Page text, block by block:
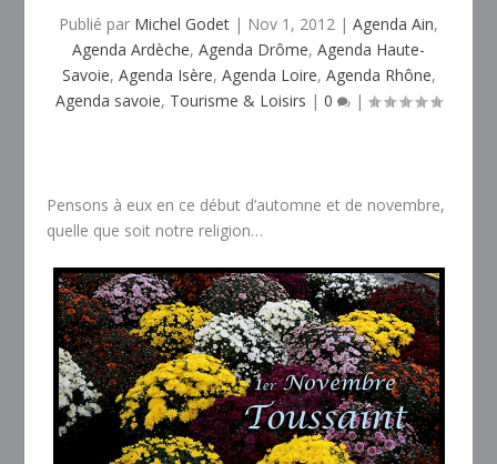
Publié par Michel Godet | Nov 1, 2012 | Agenda Ain,
Agenda Ardèche, Agenda Drôme, Agenda Haute-
Savoie, Agenda Isère, Agenda Loire, Agenda Rhône,
Agenda savoie, Tourisme & Loisirs | 0 |
Pensons à eux en ce début d’automne et de novembre,
quelle que soit notre religion…